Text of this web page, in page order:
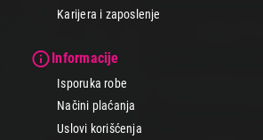
Karijera i zaposlenje
Informacije
Isporuka robe
Načini plaćanja
Uslovi korišćenja